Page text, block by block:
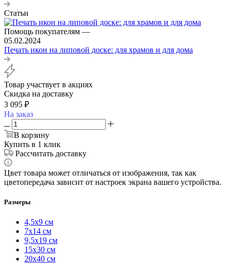
Статьи
Помощь покупателям —
05.02.2024
Печать икон на липовой доске: для храмов и для дома
Товар участвует в акциях
Скидка на доставку
3 095 ₽
На заказ
В корзину
Купить в 1 клик
Рассчитать доставку
Цвет товара может отличаться от изображения, так как
цветопередача зависит от настроек экрана вашего устройства.
Размеры
4,5х9 см
7х14 см
9,5х19 см
15х30 см
20х40 см